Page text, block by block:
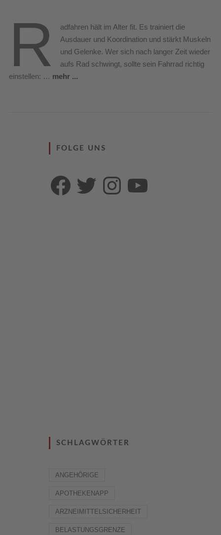
R
adfahren hält im Alter fit. Es trainiert die
Ausdauer und Koordination und stärkt Muskeln
und Gelenke. Wer sich nach langer Zeit wieder
aufs Rad schwingt, sollte sein Fahrrad richtig
einstellen: … mehr ...
FOLGE UNS
FacebookTwitter Instagram
SCHLAGWÖRTER
ANGEHÖRIGE
APOTHEKENAPP
ARZNEIMITTELSICHERHEIT
BELASTUNGSGRENZE